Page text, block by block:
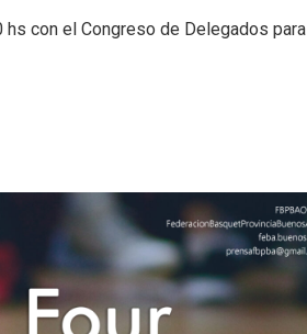
hs con el Congreso de Delegados para